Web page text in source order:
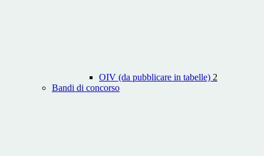
OIV (da pubblicare in tabelle) 2
Bandi di concorso